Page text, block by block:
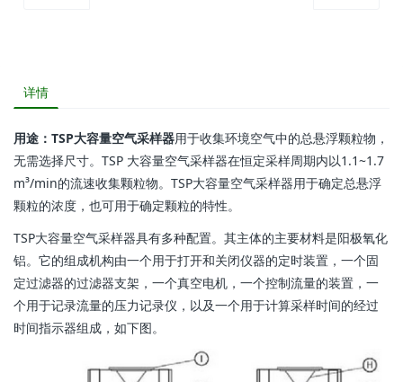
详情
用途：TSP大容量空气采样器用于收集环境空气中的总悬浮颗粒物，
无需选择尺寸。TSP 大容量空气采样器在恒定采样周期内以1.1~1.7
m³/min的流速收集颗粒物。TSP大容量空气采样器用于确定总悬浮
颗粒的浓度，也可用于确定颗粒的特性。
TSP大容量空气采样器具有多种配置。其主体的主要材料是阳极氧化
铝。它的组成机构由一个用于打开和关闭仪器的定时装置，一个固
定过滤器的过滤器支架，一个真空电机，一个控制流量的装置，一
个用于记录流量的压力记录仪，以及一个用于计算采样时间的经过
时间指示器组成，如下图。